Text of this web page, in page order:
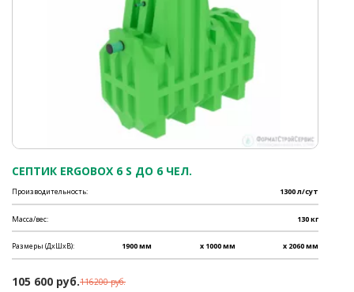
СЕПТИК ERGOBOX 6 S ДО 6 ЧЕЛ.
Производительность: 1300 л/сут
Масса/вес: 130 кг
Размеры (ДхШхВ): 1900 мм x 1000 мм x 2060 мм
105 600 руб.116200 руб.